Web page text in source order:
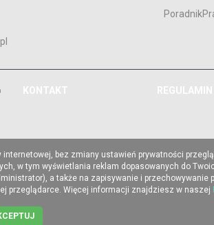
KONTAKT REGULAMIN
bez zmiany ustawień prywatności
w tym wyświetlania reklam dopasowanych do
a także na zapisywanie i
przeglądarce. Więcej informacji znajdziesz w naszej